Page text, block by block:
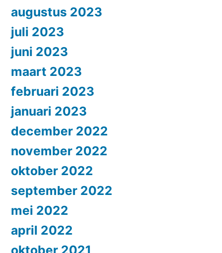
augustus 2023
juli 2023
juni 2023
maart 2023
februari 2023
januari 2023
december 2022
november 2022
oktober 2022
september 2022
mei 2022
april 2022
oktober 2021